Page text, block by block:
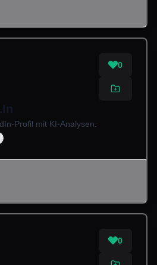
0
Profil mit KI-Analysen.
0